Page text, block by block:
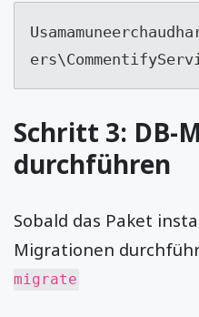
Schritt 3: DB-
durchführen
Sobald das Paket
Migrationen
migrate